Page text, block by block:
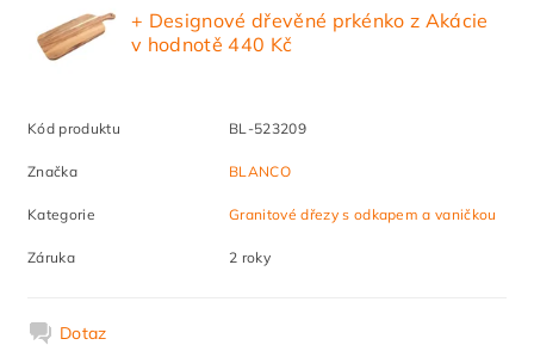
+ Designové dřevěné prkénko z Akácie
v hodnotě 440 Kč
Kód produktu BL-523209
Značka BLANCO
Kategorie Granitové dřezy s odkapem a vaničkou
Záruka 2 roky
Dotaz